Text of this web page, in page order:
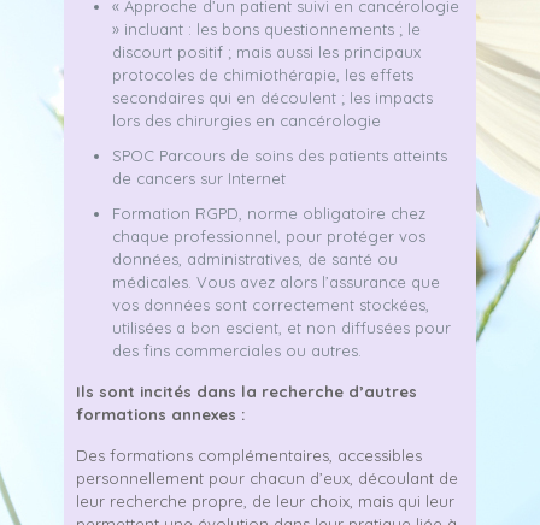
« Approche d’un patient suivi en cancérologie
» incluant : les bons questionnements ; le
discourt positif ; mais aussi les principaux
protocoles de chimiothérapie, les effets
secondaires qui en découlent ; les impacts
lors des chirurgies en cancérologie
SPOC Parcours de soins des patients atteints
de cancers sur Internet
Formation RGPD, norme obligatoire chez
chaque professionnel, pour protéger vos
données, administratives, de santé ou
médicales. Vous avez alors l’assurance que
vos données sont correctement stockées,
utilisées a bon escient, et non diffusées pour
des fins commerciales ou autres.
Ils sont incités dans la recherche d’autres
formations annexes :
Des formations complémentaires, accessibles
personnellement pour chacun d’eux, découlant de
leur recherche propre, de leur choix, mais qui leur